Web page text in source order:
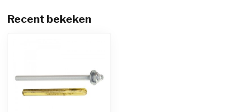
Recent bekeken